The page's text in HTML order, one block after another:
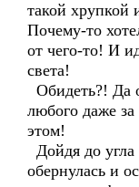
такой хрупкой
Почему-то
от чего-то! И
света!
Обидеть?! Да
любого даже
этом!
Дойдя до
обернулась и